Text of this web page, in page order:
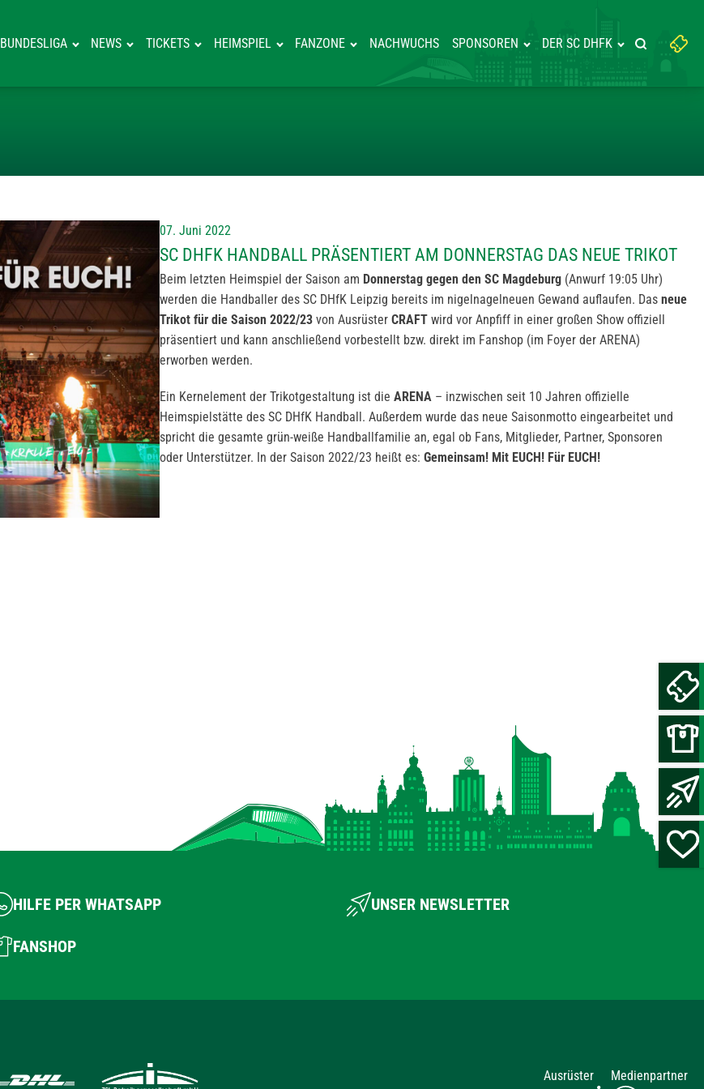
BUNDESLIGA NEWS TICKETS HEIMSPIEL FANZONE NACHWUCHS SPONSOREN DER SC DHFK
Suchbegriff
eingeben:
Suche
07. Juni 2022
SC DHFK HANDBALL PRÄSENTIERT AM DONNERSTAG DAS NEUE TRIKOT
Beim letzten Heimspiel der Saison am Donnerstag gegen den SC Magdeburg (Anwurf 19:05 Uhr)
werden die Handballer des SC DHfK Leipzig bereits im nigelnagelneuen Gewand auflaufen. Das neue
Trikot für die Saison 2022/23 von Ausrüster CRAFT wird vor Anpfiff in einer großen Show offiziell
präsentiert und kann anschließend vorbestellt bzw. direkt im Fanshop (im Foyer der ARENA)
erworben werden.
Ein Kernelement der Trikotgestaltung ist die ARENA – inzwischen seit 10 Jahren offizielle
Heimspielstätte des SC DHfK Handball. Außerdem wurde das neue Saisonmotto eingearbeitet und
spricht die gesamte grün-weiße Handballfamilie an, egal ob Fans, Mitglieder, Partner, Sponsoren
oder Unterstützer. In der Saison 2022/23 heißt es: Gemeinsam! Mit EUCH! Für EUCH!
HILFE PER WHATSAPP UNSER NEWSLETTER
FANSHOP
Ausrüster
Medienpartner